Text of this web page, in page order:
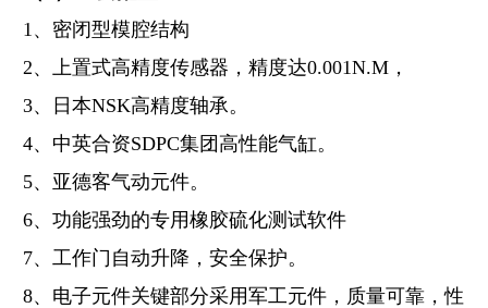
1 、密闭型模腔结构
2、上置式高精度传感器，精度达0.001N.M，
3、日本NSK高精度轴承。
4、中英合资SDPC集团高性能气缸。
5、亚德客气动元件。
6、功能强劲的专用橡胶硫化测试软件
7、工作门自动升降，安全保护。
8、电子元件关键部分采用军工元件，质量可靠，性